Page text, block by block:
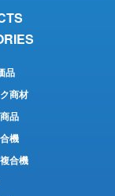
品
商材
品
機
合機